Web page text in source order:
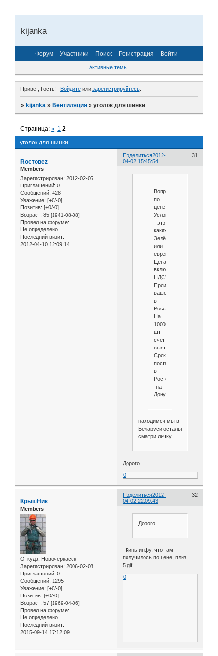
kijanka
Форум Участники Поиск Регистрация Войти
Активные темы
Привет, Гость! Войдитеили зарегистрируйтесь.
»kijanka »Вентиляция »уголок для шинки
уголок для шинки
Страница:« 1 2
Поделиться 31
2012-
04-02 15:45:54
Roстовеz
Members
Зарегистрирован: 2012-02-05
Приглашений: 0
Сообщений: 428
Уважение: [+0/-0]
Позитив: [+0/-0]
Возраст: 85 [1941-08-08]
Провел на форуме:
Не определено
Последний визит:
2012-04-10 12:09:14
Вопрос
по
цене.
Условных
- это
каких?
Зелёные
или
евреи?
Цена
включает
НДС?
Производство
ваше
в
России?
На
100000
шт
счёт
выставите?
Сроки
поставки
в
Ростов
-на-
Дону?
находимся мы в
Беларуси.остальное
сматри личку
Дорого.
0
Поделиться 32
2012-
04-02 22:09:43
КрышНик
Members
Откуда: Новочеркасск
Зарегистрирован: 2006-02-08
Приглашений: 0
Сообщений: 1295
Уважение: [+0/-0]
Позитив: [+0/-0]
Возраст: 57 [1969-04-06]
Провел на форуме:
Не определено
Последний визит:
2015-09-14 17:12:09
Дорого.
Кинь инфу, что там
получилось по цене, плиз.
5.gif
0